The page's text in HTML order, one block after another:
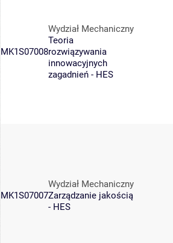
MK1S07008
Wydział Mechaniczny
Teoria
rozwiązywania
innowacyjnych
zagadnień - HES
MK1S07007
Wydział Mechaniczny
Zarządzanie jakością
- HES